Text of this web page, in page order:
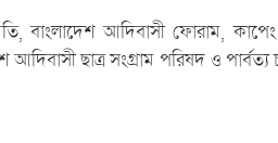
বাংলাদেশ আদিবাসী ফোরাম,
আদিবাসী ছাত্র সংগ্রাম পরিষদ ও